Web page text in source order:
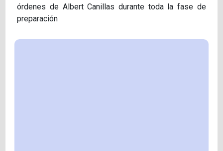
órdenes de Albert Canillas durante toda la fase de
preparación